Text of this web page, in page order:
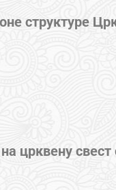
структуре
црквену